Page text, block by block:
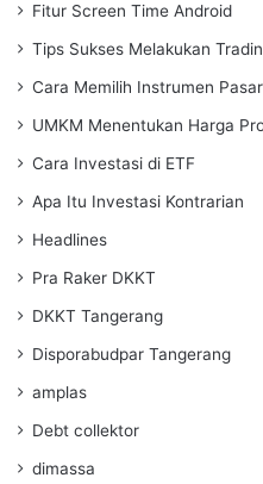
Fitur Screen Time Android
Tips Sukses Melakukan
Cara Memilih Instrumen Pasar
UMKM Menentukan Harga
Cara Investasi di ETF
Apa Itu Investasi Kontrarian
Headlines
Pra Raker DKKT
DKKT Tangerang
Disporabudpar Tangerang
amplas
Debt collektor
dimassa